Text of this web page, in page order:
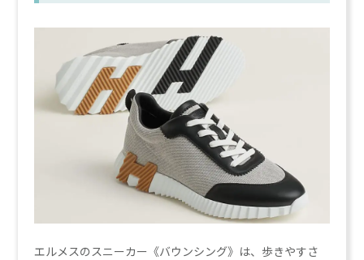
エルメスのスニーカー《バウンシング》は、歩きやすさ